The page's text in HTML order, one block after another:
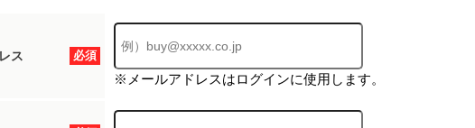
必須
ス
※メールアドレスはログインに使用します。